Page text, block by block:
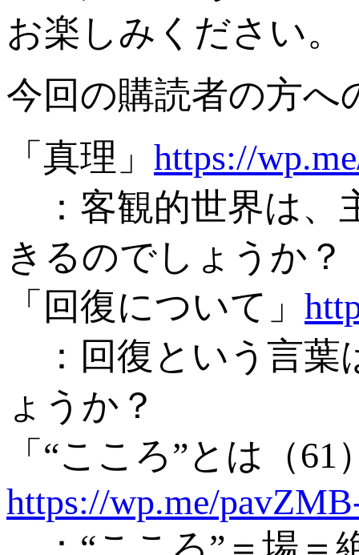
お楽しみください。
今回の購読者の方へ
「真理」 https://
：客観的世界は、
きるのでしょうか？
「回復について」
：回復という言葉
ょうか？
「“こころ”とは（
https://wp.me/